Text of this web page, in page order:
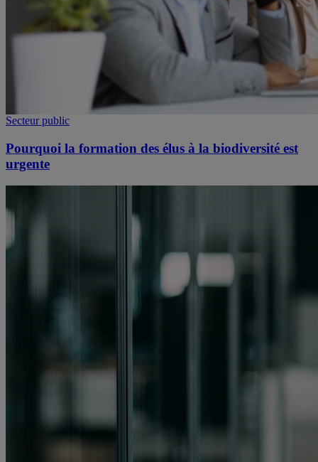
Secteur public
Pourquoi la formation des élus à la biodiversité est
urgente